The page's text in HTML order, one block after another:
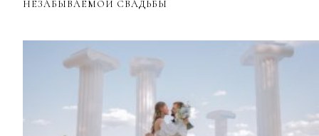
НЕЗАБЫВАЕМОЙ СВАДЬБЫ